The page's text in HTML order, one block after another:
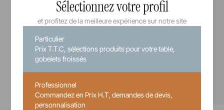
Sélectionnez votre profil
et profitez de la meilleure expérience sur notre site
Particulier
Prix T.T.C, sélections produits pour votre table,
gobelets froissés
Professionnel
Commandez en Prix H.T, demandes de devis,
personnalisation